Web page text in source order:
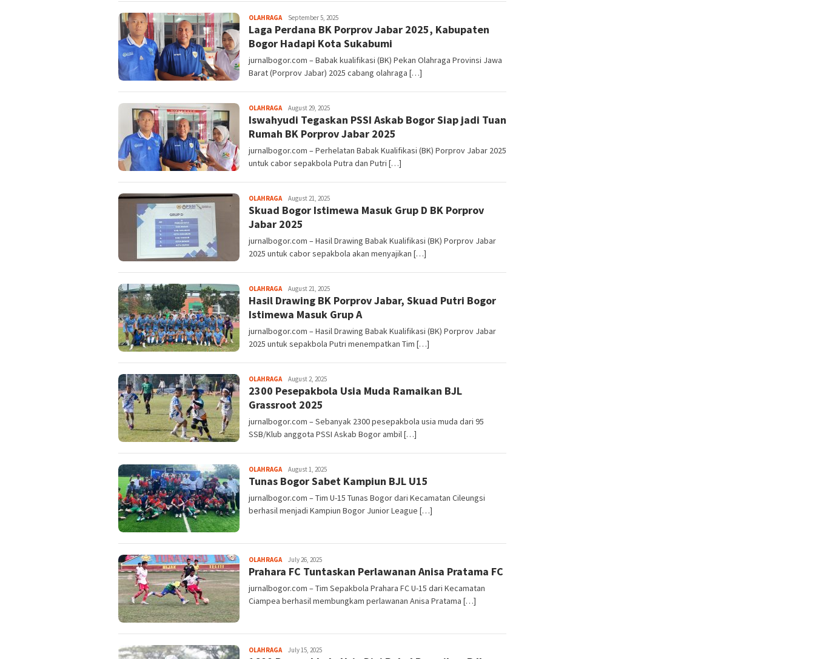
OLAHRAGAAga
Alamanda
September 5, 2025
Laga Perdana BK Porprov Jabar 2025, Kabupaten
Bogor Hadapi Kota Sukabumi
jurnalbogor.com – Babak kualifikasi (BK) Pekan Olahraga Provinsi Jawa
Barat (Porprov Jabar) 2025 cabang olahraga […]
OLAHRAGAAga
Alamanda
August 29, 2025
Iswahyudi Tegaskan PSSI Askab Bogor Siap jadi Tuan
Rumah BK Porprov Jabar 2025
jurnalbogor.com – Perhelatan Babak Kualifikasi (BK) Porprov Jabar 2025
untuk cabor sepakbola Putra dan Putri […]
OLAHRAGAAga
Alamanda
August 21, 2025
Skuad Bogor Istimewa Masuk Grup D BK Porprov
Jabar 2025
jurnalbogor.com – Hasil Drawing Babak Kualifikasi (BK) Porprov Jabar
2025 untuk cabor sepakbola akan menyajikan […]
OLAHRAGAAga
Alamanda
August 21, 2025
Hasil Drawing BK Porprov Jabar, Skuad Putri Bogor
Istimewa Masuk Grup A
jurnalbogor.com – Hasil Drawing Babak Kualifikasi (BK) Porprov Jabar
2025 untuk sepakbola Putri menempatkan Tim […]
OLAHRAGAAga
Alamanda
August 2, 2025
2300 Pesepakbola Usia Muda Ramaikan BJL
Grassroot 2025
jurnalbogor.com – Sebanyak 2300 pesepakbola usia muda dari 95
SSB/Klub anggota PSSI Askab Bogor ambil […]
OLAHRAGAAga
Alamanda
August 1, 2025
Tunas Bogor Sabet Kampiun BJL U15
jurnalbogor.com – Tim U-15 Tunas Bogor dari Kecamatan Cileungsi
berhasil menjadi Kampiun Bogor Junior League […]
OLAHRAGAAga
Alamanda
July 26, 2025
Prahara FC Tuntaskan Perlawanan Anisa Pratama FC
jurnalbogor.com – Tim Sepakbola Prahara FC U-15 dari Kecamatan
Ciampea berhasil membungkam perlawanan Anisa Pratama […]
OLAHRAGAAgaJuly 15, 2025